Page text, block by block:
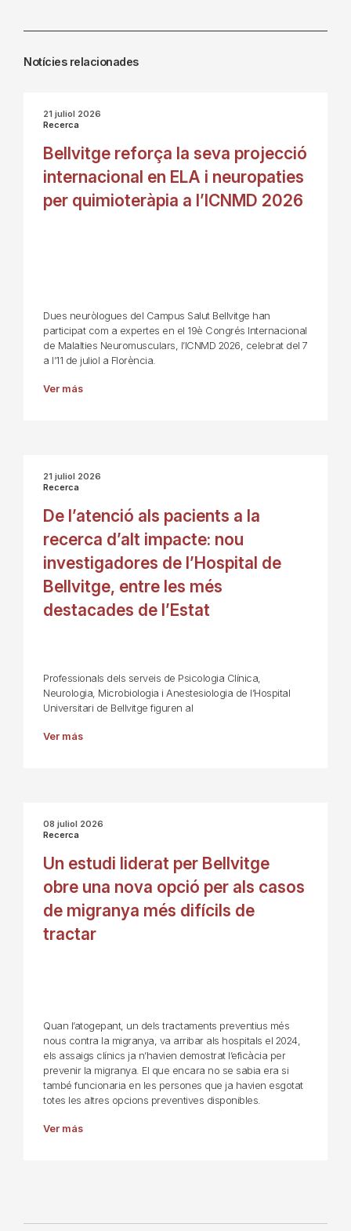
Notícies relacionades
21 juliol 2026
Recerca
Bellvitge reforça la seva projecció
internacional en ELA i neuropaties
per quimioteràpia a l’ICNMD 2026
Dues neuròlogues del Campus Salut Bellvitge han
participat com a expertes en el 19è Congrés Internacional
de Malalties Neuromusculars, l’ICNMD 2026, celebrat del 7
a l’11 de juliol a Florència.
Ver más
21 juliol 2026
Recerca
De l’atenció als pacients a la
recerca d’alt impacte: nou
investigadores de l’Hospital de
Bellvitge, entre les més
destacades de l’Estat
Professionals dels serveis de Psicologia Clínica,
Neurologia, Microbiologia i Anestesiologia de l’Hospital
Universitari de Bellvitge figuren al
Ver más
08 juliol 2026
Recerca
Un estudi liderat per Bellvitge
obre una nova opció per als casos
de migranya més difícils de
tractar
Quan l’atogepant, un dels tractaments preventius més
nous contra la migranya, va arribar als hospitals el 2024,
els assaigs clínics ja n’havien demostrat l’eficàcia per
prevenir la migranya. El que encara no se sabia era si
també funcionaria en les persones que ja havien esgotat
totes les altres opcions preventives disponibles.
Ver más